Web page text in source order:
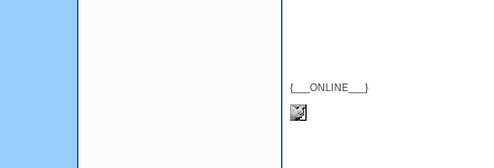
{___ONLINE___}